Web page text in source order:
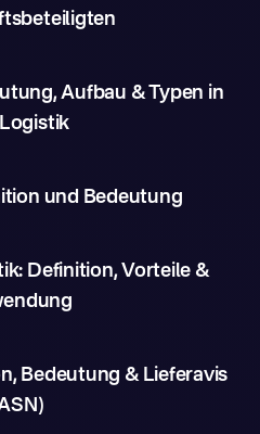
Aufbau & Typen in
und Bedeutung
Definition, Vorteile &
Bedeutung & Lieferavis